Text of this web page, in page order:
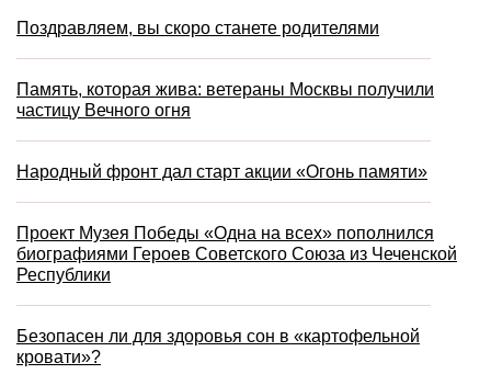
Поздравляем, вы скоро станете родителями
Память, которая жива: ветераны Москвы получили
частицу Вечного огня
Народный фронт дал старт акции «Огонь памяти»
Проект Музея Победы «Одна на всех» пополнился
биографиями Героев Советского Союза из Чеченской
Республики
Безопасен ли для здоровья сон в «картофельной
кровати»?